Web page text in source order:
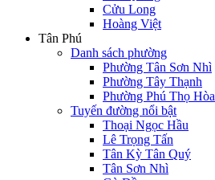
Cửu Long
Hoàng Việt
Tân Phú
Danh sách phường
Phường Tân Sơn Nhì
Phường Tây Thạnh
Phường Phú Thọ Hòa
Tuyến đường nổi bật
Thoại Ngọc Hầu
Lê Trọng Tấn
Tân Kỳ Tân Quý
Tân Sơn Nhì